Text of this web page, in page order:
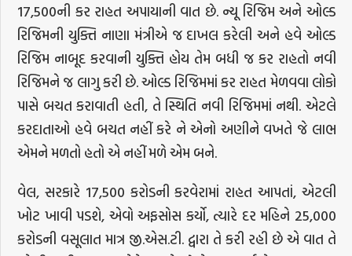
17,500ની કર રાહત અપાયાની વાત છે. ન્યૂ રિજિમ અને ઓલ્ડ
રિજિમની યુક્તિ નાણા મંત્રીએ જ દાખલ કરેલી અને હવે ઓલ્ડ
રિજિમ નાબૂદ કરવાની યુક્તિ હોય તેમ બધી જ કર રાહતો નવી
રિજિમને જ લાગુ કરી છે. ઓલ્ડ રિજિમમાં કર રાહત મેળવવા લોકો
પાસે બચત કરાવાતી હતી, તે સ્થિતિ નવી રિજિમમાં નથી. એટલે
કરદાતાઓ હવે બચત નહીં કરે ને એનો અણીને વખતે જે લાભ
એમને મળતો હતો એ નહીં મળે એમ બને.
વેલ, સરકારે 17,500 કરોડની કરવેરામાં રાહત આપતાં, એટલી
ખોટ ખાવી પડશે, એવો અફસોસ કર્યો, ત્યારે દર મહિને 25,000
કરોડની વસૂલાત માત્ર જી.એસ.ટી. દ્વારા તે કરી રહી છે એ વાત તે